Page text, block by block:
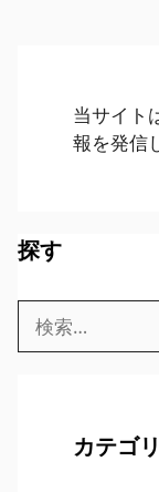
当サイト
報を発信
探す
索:
カテゴ